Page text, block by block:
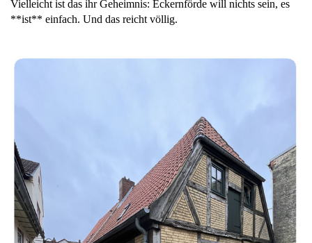
Vielleicht ist das ihr Geheimnis: Eckernförde will nichts sein, es
**ist** einfach. Und das reicht völlig.